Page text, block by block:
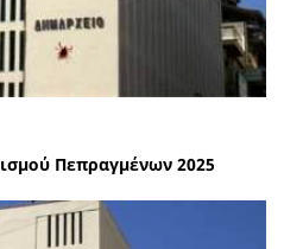
Πεπραγμένων 2025